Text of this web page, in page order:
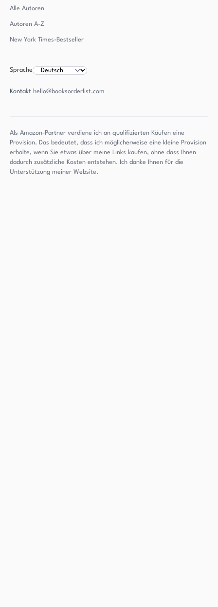
Alle Autoren
Autoren A-Z
New York Times-Bestseller
Sprache
Kontakt hello@booksorderlist.com
Als Amazon-Partner verdiene ich an qualifizierten Käufen eine
Provision. Das bedeutet, dass ich möglicherweise eine kleine Provision
erhalte, wenn Sie etwas über meine Links kaufen, ohne dass Ihnen
dadurch zusätzliche Kosten entstehen. Ich danke Ihnen für die
Unterstützung meiner Website.